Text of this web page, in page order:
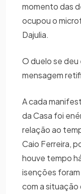
momento das
ocupou o
Dajulia.
O duelo se deu
mensagem
A cada
da Casa foi
relação ao
Caio Ferreira,
houve tempo
isenções
com a situação